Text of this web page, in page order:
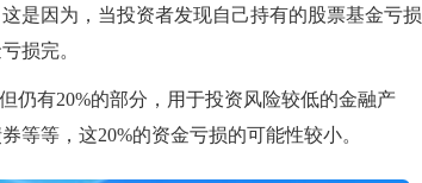
是因为，当投资者发现自己持有的股票基金亏损
损完。
仍有20%的部分，用于投资风险较低的金融产
等等，这20%的资金亏损的可能性较小。